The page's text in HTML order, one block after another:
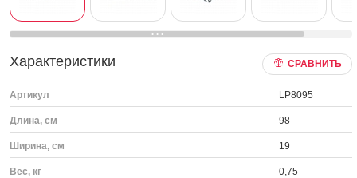
Характеристики СРАВНИТЬ
Артикул LP8095
Длина, см 98
Ширина, см 19
Вес, кг 0,75